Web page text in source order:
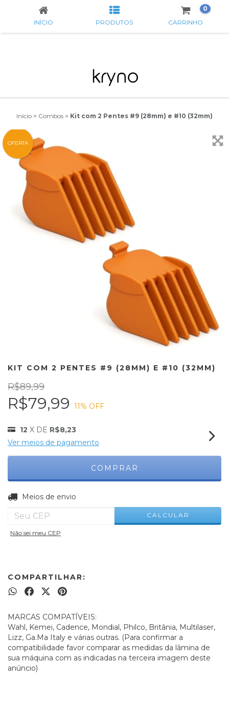
INÍCIO PRODUTOS CARRINHO
0
Início > Combos > Kit com 2 Pentes #9 (28mm) e #10 (32mm)
OFERTA
KIT COM 2 PENTES #9 (28MM) E #10 (32MM)
R$89,99
R$79,99 11% OFF
12 X DE R$8,23
Ver meios de pagamento
Entregas para o CEP:
Meios de envio
CALCULAR
Não sei meu CEP
COMPARTILHAR:
MARCAS COMPATÍVEIS:
Wahl, Kemei, Cadence, Mondial, Philco, Britânia, Multilaser,
Lizz, Ga.Ma Italy e várias outras. (Para confirmar a
compatibilidade favor comparar as medidas da lâmina de
sua máquina com as indicadas na terceira imagem deste
anúncio)